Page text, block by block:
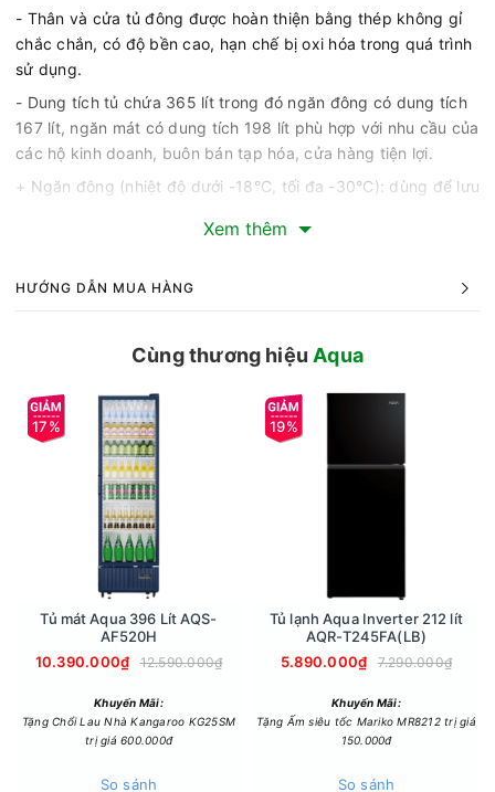
- Thân và cửa tủ đông được hoàn thiện bằng thép không gỉ
chắc chắn, có độ bền cao, hạn chế bị oxi hóa trong quá trình
sử dụng.
- Dung tích tủ chứa 365 lít trong đó ngăn đông có dung tích
167 lít, ngăn mát có dung tích 198 lít phù hợp với nhu cầu của
các hộ kinh doanh, buôn bán tạp hóa, cửa hàng tiện lợi.
+ Ngăn đông (nhiệt độ dưới -18°C, tối đa -30°C): dùng để lưu
loại nước uống đóng chai, rau củ, trái cây hay thực phẩm sử
Công nghệ khử khuẩn
- Tủ đông Aqua có khả năng kháng khuẩn, khử mùi nhờ lòng
tủ được phủ lớp bạc Ag+ giúp loại bỏ vi khuẩn, mang đến
dinh dưỡng.
Xem thêm
HƯỚNG DẪN MUA HÀNG
Cùng thương hiệu Aqua
17%
Tủ mát Aqua 396 Lít AQS-
AF520H
10.390.000₫
12.590.000₫
Khuyến Mãi:
Tặng Chổi Lau Nhà Kangaroo KG25SM
trị giá 600.000đ
So sánh
19%
Tủ lạnh Aqua Inverter 212 lít
AQR-T245FA(LB)
5.890.000₫
7.290.000₫
Khuyến Mãi:
Tặng Ấm siêu tốc Mariko MR8212 trị giá
150.000đ
So sánh